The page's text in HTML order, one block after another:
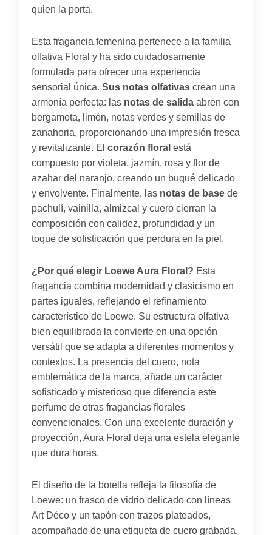
quien la porta.
Esta fragancia femenina pertenece a la familia
olfativa Floral y ha sido cuidadosamente
formulada para ofrecer una experiencia
sensorial única. Sus notas olfativas crean una
armonía perfecta: las notas de salida abren con
bergamota, limón, notas verdes y semillas de
zanahoria, proporcionando una impresión fresca
y revitalizante. El corazón floral está
compuesto por violeta, jazmín, rosa y flor de
azahar del naranjo, creando un buqué delicado
y envolvente. Finalmente, las notas de base de
pachulí, vainilla, almizcal y cuero cierran la
composición con calidez, profundidad y un
toque de sofisticación que perdura en la piel.
¿Por qué elegir Loewe Aura Floral? Esta
fragancia combina modernidad y clasicismo en
partes iguales, reflejando el refinamiento
característico de Loewe. Su estructura olfativa
bien equilibrada la convierte en una opción
versátil que se adapta a diferentes momentos y
contextos. La presencia del cuero, nota
emblemática de la marca, añade un carácter
sofisticado y misterioso que diferencia este
perfume de otras fragancias florales
convencionales. Con una excelente duración y
proyección, Aura Floral deja una estela elegante
que dura horas.
El diseño de la botella refleja la filosofía de
Loewe: un frasco de vidrio delicado con líneas
Art Déco y un tapón con trazos plateados,
acompañado de una etiqueta de cuero grabada.